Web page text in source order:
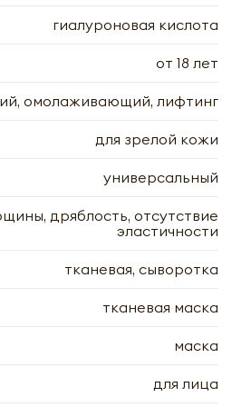
гиалуроновая кислота
от 18 лет
омолаживающий, лифтинг
для зрелой кожи
универсальный
дряблость, отсутствие
эластичности
тканевая, сыворотка
тканевая маска
маска
для лица
папайи Ластер | Luster
Cleansing Milk 210ml
+